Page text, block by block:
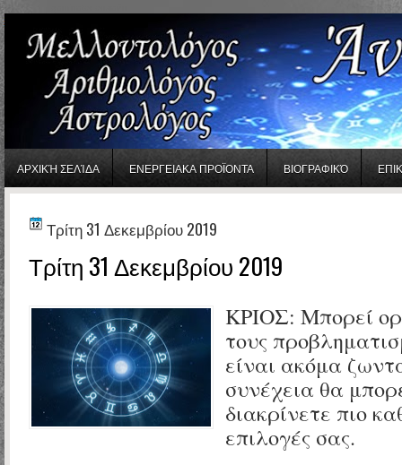
ΑΡΧΙΚΉ ΣΕΛΊΔΑ ΕΝΕΡΓΕΙΑΚΑ ΠΡΟΪΟΝΤΑ ΒΙΟΓΡΑΦΙΚΌ
Τρίτη 31 Δεκεμβρίου 2019
Τρίτη 31 Δεκεμβρίου 2019
ΚΡΙΟΣ: Μπορεί
τους
είναι ακόμα
συνέχεια θα
διακρίνετε πιο
επιλογές σας.